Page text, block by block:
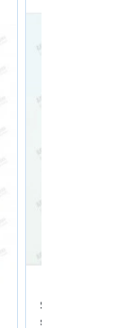
Silent bloc